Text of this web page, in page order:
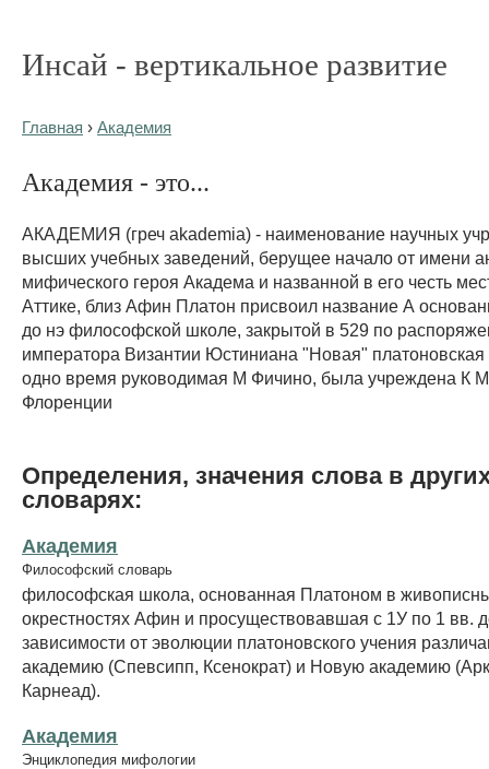
Инсай - вертикальное развитие
Главная › Академия
Академия - это...
АКАДЕМИЯ (греч akademia) - наименование научных
высших учебных заведений, берущее начало от имени
мифического героя Академа и названной в его честь
Аттике, близ Афин Платон присвоил название А
до нэ философской школе, закрытой в 529 по
императора Византии Юстиниана "Новая"
одно время руководимая М Фичино, была учреждена К
Флоренции
Определения, значения слова в
словарях:
Академия
Философский словарь
философская школа, основанная Платоном в
окрестностях Афин и просуществовавшая с 1У по 1 вв.
зависимости от эволюции платоновского учения
академию (Спевсипп, Ксенократ) и Новую академию
Карнеад).
Академия
Энциклопедия мифологии